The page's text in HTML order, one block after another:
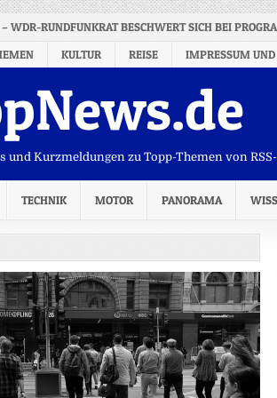
WDR-RUNDFUNKRAT BESCHWERT SICH BEI
KULTUR REISE IMPRESSUM UND
und Kurzmeldungen zu Topp-Themen von
TECHNIK MOTOR PANORAMA